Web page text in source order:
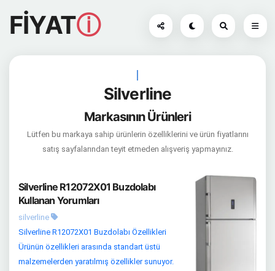
FİYATⓘ
|
Silverline
Markasının Ürünleri
Lütfen bu markaya sahip ürünlerin özelliklerini ve ürün fiyatlarını
satış sayfalarından teyit etmeden alışveriş yapmayınız.
Silverline R12072X01 Buzdolabı
Kullanan Yorumları
silverline
Silverline R12072X01 Buzdolabı Özellikleri
Ürünün özellikleri arasında standart üstü
malzemelerden yaratılmış özellikler sunuyor.